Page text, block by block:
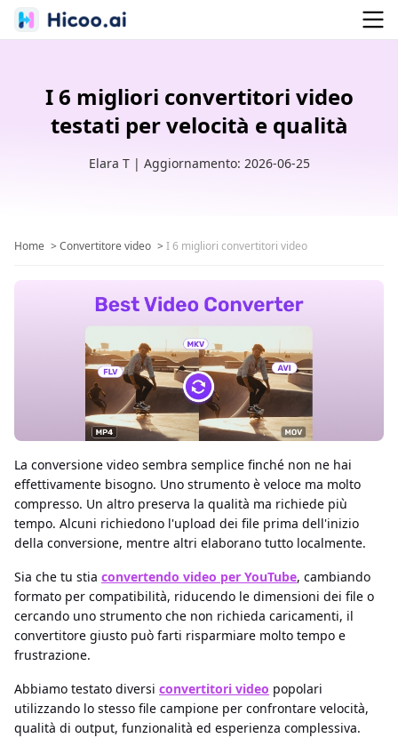
I 6 migliori convertitori video
testati per velocità e qualità
Elara T | Aggiornamento: 2026-06-25
Home > Convertitore video > I 6 migliori convertitori video
La conversione video sembra semplice finché non ne hai
effettivamente bisogno. Uno strumento è veloce ma molto
compresso. Un altro preserva la qualità ma richiede più
tempo. Alcuni richiedono l'upload dei file prima dell'inizio
della conversione, mentre altri elaborano tutto localmente.
Sia che tu stia convertendo video per YouTube, cambiando
formato per compatibilità, riducendo le dimensioni dei file o
cercando uno strumento che non richieda caricamenti, il
convertitore giusto può farti risparmiare molto tempo e
frustrazione.
Abbiamo testato diversi convertitori video popolari
utilizzando lo stesso file campione per confrontare velocità,
qualità di output, funzionalità ed esperienza complessiva.